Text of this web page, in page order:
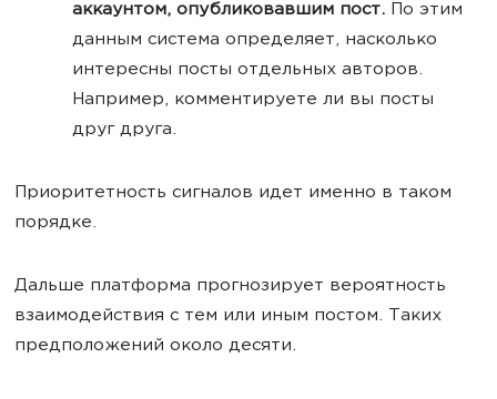
аккаунтом, опубликовавшим пост. По этим
данным система определяет, насколько
интересны посты отдельных авторов.
Например, комментируете ли вы посты
друг друга.
Приоритетность сигналов идет именно в таком
порядке.
Дальше платформа прогнозирует вероятность
взаимодействия с тем или иным постом. Таких
предположений около десяти.